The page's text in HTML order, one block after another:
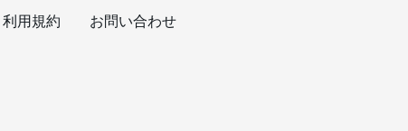
利用規約 お問い合わせ